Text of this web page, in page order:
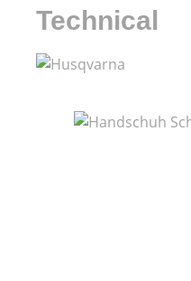
Technical
Bildergalerie überspringen